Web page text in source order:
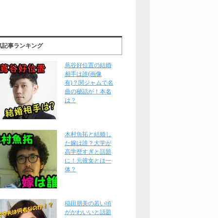
記事ランキング
蔦谷好位置の結婚
相手は誰(画像
有)？関ジャムで名
曲の秘話が！本名
は？
木村魚拓と結婚し
た嫁は誰？大学が
高学歴すぎと話題
に！元彼女とは一
体？
稲田朋美の若い頃
がかわいいと話題